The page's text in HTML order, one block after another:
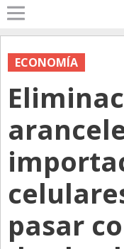
Home
A Motor
Alerta
Anticipo
Campo
Carrera &
Club House
Con Estilo
ECONOMÍA
pasar